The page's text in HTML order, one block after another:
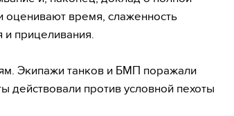
оценивают время, слаженность
и прицеливания.
Экипажи танков и БМП поражали
действовали против условной пехоты